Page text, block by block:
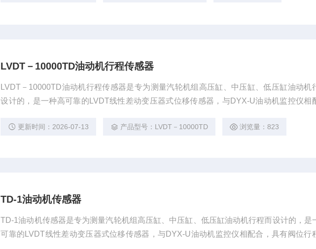
LVDT－10000TD油动机行程传感器
LVDT－10000TD油动机行程传感器是专为测量汽轮机组高压缸、中压缸、低压缸油动机
设计的，是一种高可靠的LVDT线性差动变压器式位移传感器，与DYX-U油动机监控仪相
保护等优点。
更新时间：2026-07-13 产品型号：LVDT－10000TD 浏览量：823
TD-1油动机传感器
TD-1油动机传感器是专为测量汽轮机组高压缸、中压缸、低压缸油动机行程而设计的，是
可靠的LVDT线性差动变压器式位移传感器，与DYX-U油动机监控仪相配合，具有阀位行